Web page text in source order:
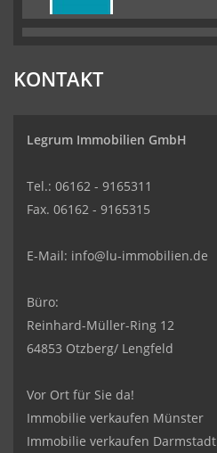
KONTAKT
Legrum Immobilien GmbH
Tel.: 06162 - 9165311
Fax. 06162 - 9165315
E-Mail: info@lu-immobilien.de
Büro:
Reinhard-Müller-Ring 12
64853 Otzberg/ Lengfeld
Vor Ort für Sie da!
Immobilie verkaufen Münster
Immobilie verkaufen Darmstadt